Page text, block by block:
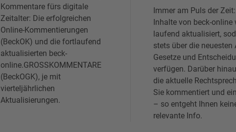
Kommentare fürs digitale
Zeitalter: Die erfolgreichen
Online-Kommentierungen
(BeckOK) und die fortlaufend
aktualisierten beck-
online.GROSSKOMMENTARE
(BeckOGK), je mit
vierteljährlichen
Aktualisierungen.
Immer am Puls der
Inhalte von beck-online
laufend aktualisiert,
stets über die neuesten
Gesetze und
verfügen. Darüber
die aktuelle
Sie kommentiert und
– so entgeht Ihnen
relevante Info.